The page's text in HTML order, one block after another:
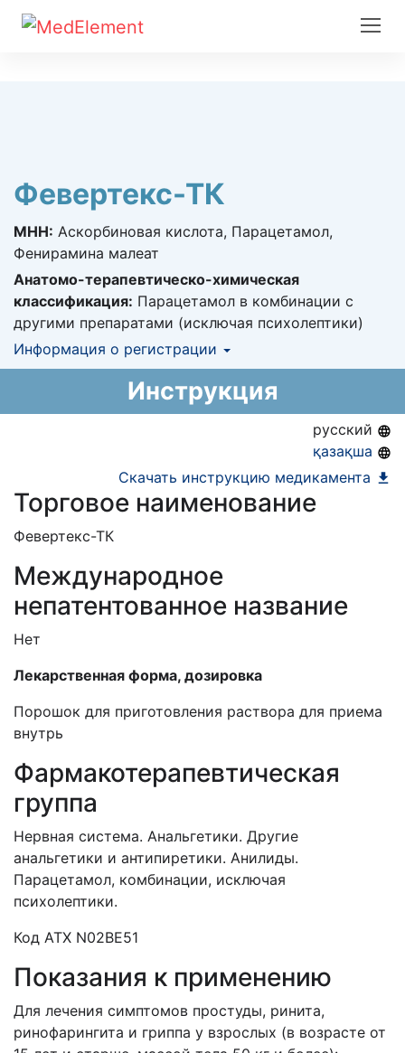
Февертекс-ТК
МНН: Аскорбиновая кислота, Парацетамол,
Фенирамина малеат
Анатомо-терапевтическо-химическая
классификация: Парацетамол в комбинации с
другими препаратами (исключая психолептики)
Информация о регистрации
Информация о регистрации в РК:08.04.2022 -
Инструкция
русский
қазақша
Скачать инструкцию медикамента
Торговое наименование
Февертекс-ТК
Международное
непатентованное название
Нет
Лекарственная форма, дозировка
Порошок для приготовления раствора для приема
внутрь
Фармакотерапевтическая
группа
Нервная система. Анальгетики. Другие
анальгетики и антипиретики. Анилиды.
Парацетамол, комбинации, исключая
психолептики.
Код АТХ N02BE51
Показания к применению
Для лечения симптомов простуды, ринита,
ринофарингита и гриппа у взрослых (в возрасте от